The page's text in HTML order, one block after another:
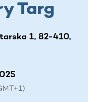
Targ
1, 82-410,